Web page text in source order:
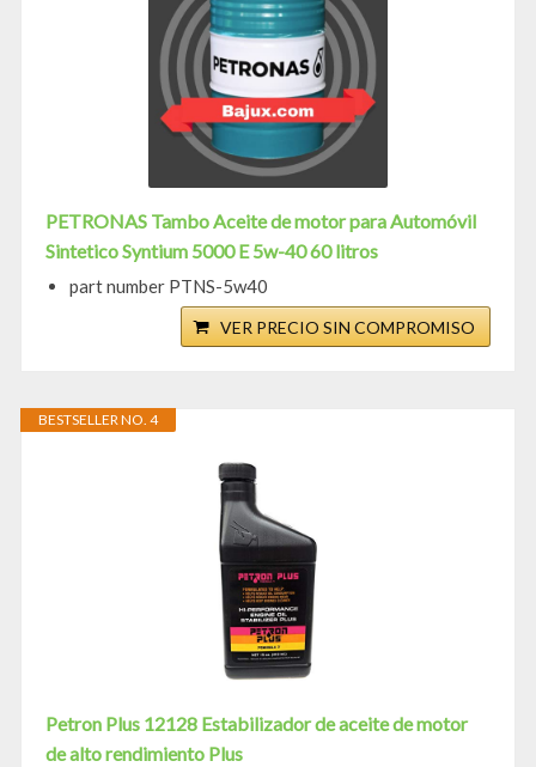
PETRONAS Tambo Aceite de motor para Automóvil
Sintetico Syntium 5000 E 5w-40 60 litros
part number PTNS-5w40
VER PRECIO SIN COMPROMISO
BESTSELLER NO. 4
Petron Plus 12128 Estabilizador de aceite de motor
de alto rendimiento Plus